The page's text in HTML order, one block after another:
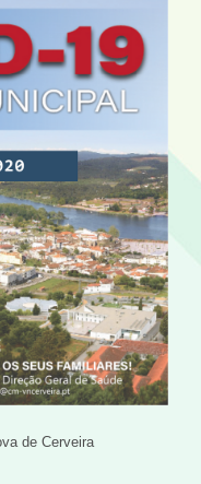
de Cerveira